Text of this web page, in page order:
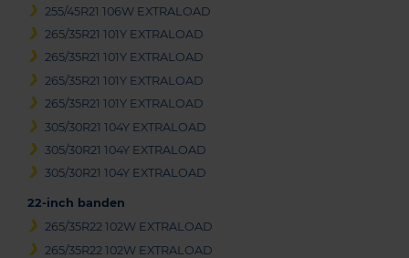
255/45R21 106W EXTRALOAD
265/35R21 101Y EXTRALOAD
265/35R21 101Y EXTRALOAD
265/35R21 101Y EXTRALOAD
265/35R21 101Y EXTRALOAD
305/30R21 104Y EXTRALOAD
305/30R21 104Y EXTRALOAD
305/30R21 104Y EXTRALOAD
22-inch banden
265/35R22 102W EXTRALOAD
265/35R22 102W EXTRALOAD